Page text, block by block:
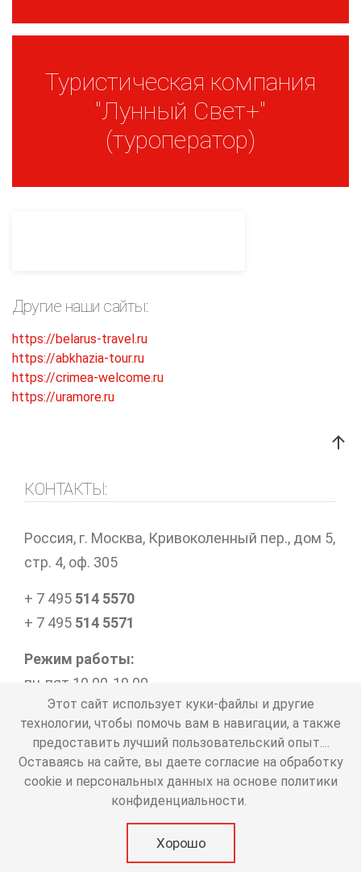
Туристическая компания
"Лунный Свет+"
(туроператор)
Другие наши сайты:
https://belarus-travel.ru
https://abkhazia-tour.ru
https://crimea-welcome.ru
https://uramore.ru
КОНТАКТЫ:
Россия, г. Москва, Кривоколенный пер., дом 5,
стр. 4, оф. 305
+ 7 495 514 5570
+ 7 495 514 5571
Режим работы:
пн-пят 10.00-19.00
Представленная информация носит справочный
характер и не является публичной офертой
Политика в отношении обработки персональных
copyright © 2000-2026 официальный сайт туроператора
Этот сайт использует куки-файлы и другие
технологии, чтобы помочь вам в навигации, а также
предоставить лучший пользовательский опыт....
Оставаясь на сайте, вы даете согласие на обработку
cookie и персональных данных на основе политики
конфиденциальности.
Хорошо